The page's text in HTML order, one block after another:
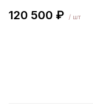
120 500 ₽ / шт